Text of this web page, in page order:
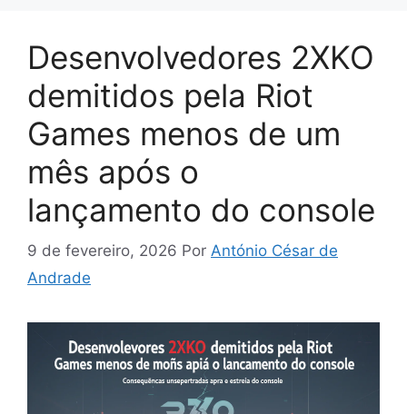
Desenvolvedores 2XKO
demitidos pela Riot
Games menos de um
mês após o
lançamento do console
9 de fevereiro, 2026 Por António César de
Andrade